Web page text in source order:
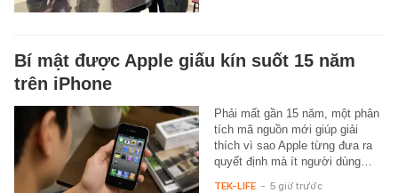
Bí mật được Apple giấu kín suốt 15 năm
trên iPhone
Phải mất gần 15 năm, một phân
tích mã nguồn mới giúp giải
thích vì sao Apple từng đưa ra
quyết định mà ít người dùng…
TEK-LIFE - 5 giờ trước